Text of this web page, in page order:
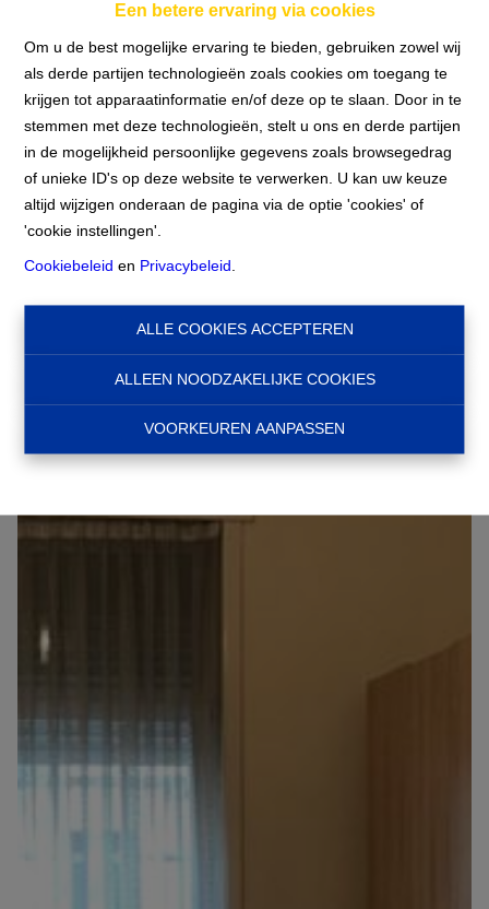
Een betere ervaring via cookies
Om u de best mogelijke ervaring te bieden, gebruiken zowel wij
als derde partijen technologieën zoals cookies om toegang te
krijgen tot apparaatinformatie en/of deze op te slaan. Door in te
stemmen met deze technologieën, stelt u ons en derde partijen
in de mogelijkheid persoonlijke gegevens zoals browsegedrag
of unieke ID's op deze website te verwerken. U kan uw keuze
altijd wijzigen onderaan de pagina via de optie 'cookies' of
'cookie instellingen'.
Cookiebeleid en Privacybeleid.
ALLE COOKIES ACCEPTEREN
ALLEEN NOODZAKELIJKE COOKIES
VOORKEUREN AANPASSEN
GEMEUBILEERD
SLAAPKAMER + TUIN
Home Te Huur
GEMEUBILEERD
SLAAPKAMER + TUIN
1040 Bruxelles 4 € 600